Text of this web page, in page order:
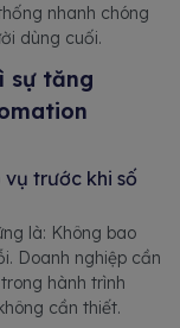
nhanh chóng
dùng cuối.
sự tăng
trước khi số
là: Không bao
Doanh nghiệp cần
hành trình
cần thiết.